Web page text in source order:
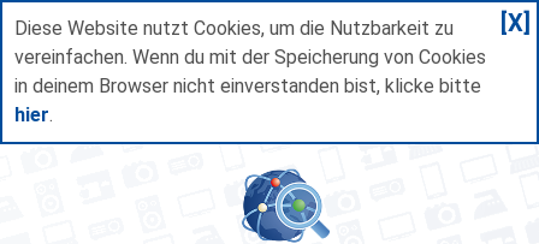
Diese Website nutzt Cookies, um die Nutzbarkeit zu
vereinfachen. Wenn du mit der Speicherung von Cookies
in deinem Browser nicht einverstanden bist, klicke bitte
hier.
[X]